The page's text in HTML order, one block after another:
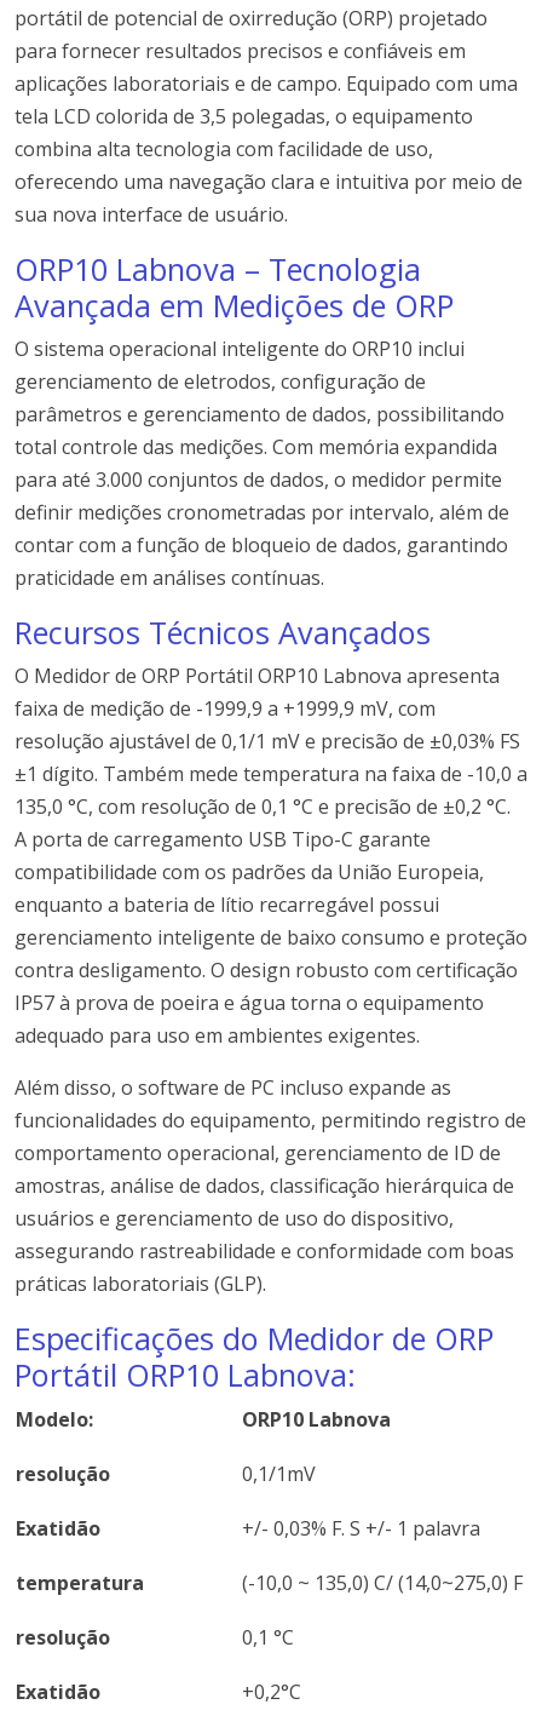
portátil de potencial de oxirredução (ORP) projetado
para fornecer resultados precisos e confiáveis em
aplicações laboratoriais e de campo. Equipado com uma
tela LCD colorida de 3,5 polegadas, o equipamento
combina alta tecnologia com facilidade de uso,
oferecendo uma navegação clara e intuitiva por meio de
sua nova interface de usuário.
ORP10 Labnova – Tecnologia
Avançada em Medições de ORP
O sistema operacional inteligente do ORP10 inclui
gerenciamento de eletrodos, configuração de
parâmetros e gerenciamento de dados, possibilitando
total controle das medições. Com memória expandida
para até 3.000 conjuntos de dados, o medidor permite
definir medições cronometradas por intervalo, além de
contar com a função de bloqueio de dados, garantindo
praticidade em análises contínuas.
Recursos Técnicos Avançados
O Medidor de ORP Portátil ORP10 Labnova apresenta
faixa de medição de -1999,9 a +1999,9 mV, com
resolução ajustável de 0,1/1 mV e precisão de ±0,03% FS
±1 dígito. Também mede temperatura na faixa de -10,0 a
135,0 °C, com resolução de 0,1 °C e precisão de ±0,2 °C.
A porta de carregamento USB Tipo-C garante
compatibilidade com os padrões da União Europeia,
enquanto a bateria de lítio recarregável possui
gerenciamento inteligente de baixo consumo e proteção
contra desligamento. O design robusto com certificação
IP57 à prova de poeira e água torna o equipamento
adequado para uso em ambientes exigentes.
Além disso, o software de PC incluso expande as
funcionalidades do equipamento, permitindo registro de
comportamento operacional, gerenciamento de ID de
amostras, análise de dados, classificação hierárquica de
usuários e gerenciamento de uso do dispositivo,
assegurando rastreabilidade e conformidade com boas
práticas laboratoriais (GLP).
Especificações do Medidor de ORP
Portátil ORP10 Labnova:
Modelo: ORP10 Labnova
resolução 0,1/1mV
Exatidão +/- 0,03% F. S +/- 1 palavra
temperatura (-10,0 ~ 135,0) C/ (14,0~275,0) F
resolução 0,1 °C
Exatidão +0,2°C